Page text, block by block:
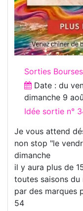
Sorties Bourses
Date : du
dimanche 9
Idée sortie n°
Je vous attend
non stop "le
dimanche
il y aura plus de
toutes saisons du
par des marques
54